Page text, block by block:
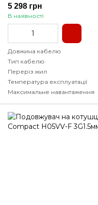
5 298 грн
В наявності
Довжина кабелю
Тип кабелю
Переріз жил
Температура експлуатації
Максимальне навантаження